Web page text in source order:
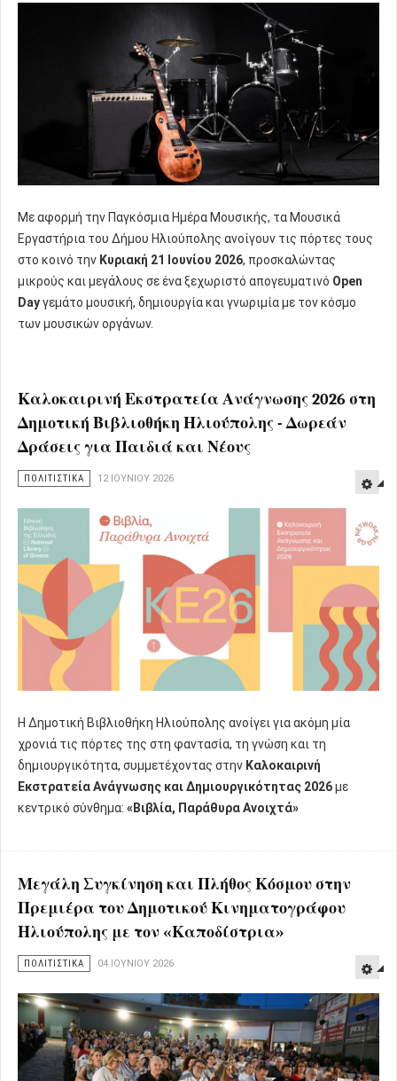
Με αφορμή την Παγκόσμια Ημέρα Μουσικής, τα Μουσικά
Εργαστήρια του Δήμου Ηλιούπολης ανοίγουν τις πόρτες τους
στο κοινό την Κυριακή 21 Ιουνίου 2026, προσκαλώντας
μικρούς και μεγάλους σε ένα ξεχωριστό απογευματινό Open
Dayγεμάτο μουσική, δημιουργία και γνωριμία με τον κόσμο
των μουσικών οργάνων.
Καλοκαιρινή Εκστρατεία Ανάγνωσης 2026 στη
Δημοτική Βιβλιοθήκη Ηλιούπολης - Δωρεάν
Δράσεις για Παιδιά και Νέους
ΠΟΛΙΤΙΣΤΙΚΑ 12 ΙΟΥΝΊΟΥ 2026
Η Δημοτική Βιβλιοθήκη Ηλιούπολης ανοίγει για ακόμη μία
χρονιά τις πόρτες της στη φαντασία, τη γνώση και τη
δημιουργικότητα, συμμετέχοντας στην Καλοκαιρινή
Εκστρατεία Ανάγνωσης και Δημιουργικότητας 2026με
κεντρικό σύνθημα: «Βιβλία, Παράθυρα Ανοιχτά»
Μεγάλη Συγκίνηση και Πλήθος Κόσμου στην
Πρεμιέρα του Δημοτικού Κινηματογράφου
Ηλιούπολης με τον «Καποδίστρια»
ΠΟΛΙΤΙΣΤΙΚΑ 04 ΙΟΥΝΊΟΥ 2026